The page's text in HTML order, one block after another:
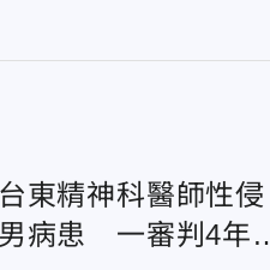
台東精神科醫師性侵
男病患 一審判4年8